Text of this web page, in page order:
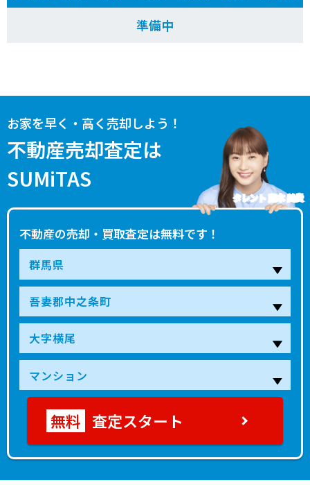
準備中
お家を早く・高く売却しよう！
不動産売却査定は
SUMiTAS
不動産の売却・買取査定は無料です！
タレント 藤本 美貴
査定スタート